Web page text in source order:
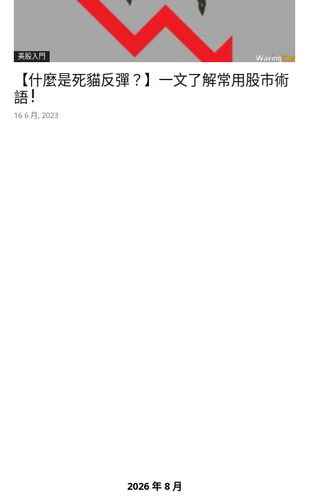
美股入門
【什麼是死貓反彈？】一文了解常用股市術
語 !
16 6 月, 2023
2026 年 8 月